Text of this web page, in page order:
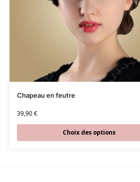
Chapeau en feutre
39,90€
Choix des options